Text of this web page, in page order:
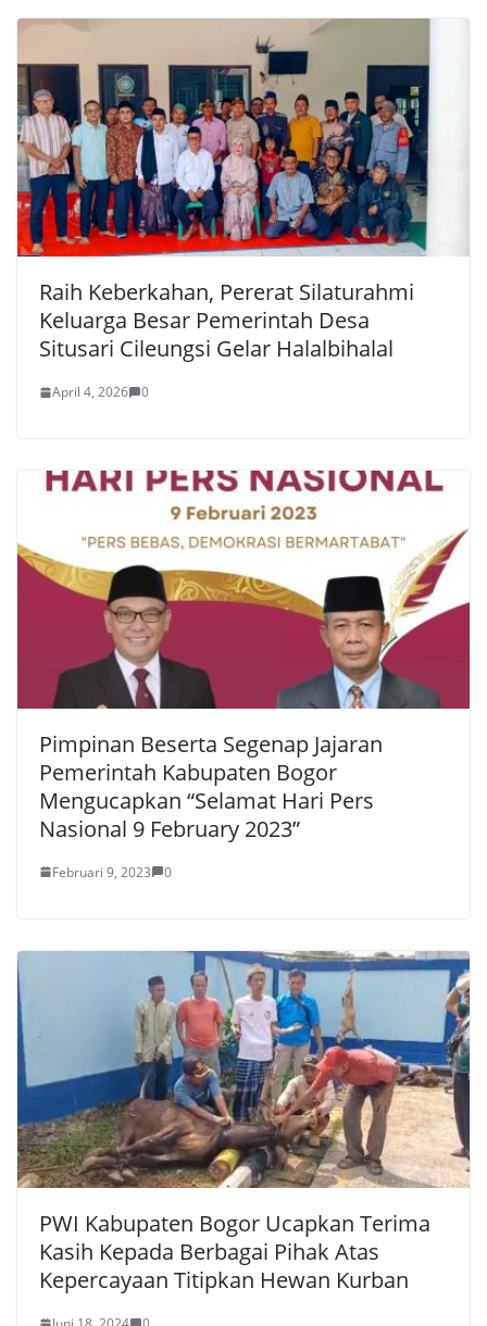
Raih Keberkahan, Pererat Silaturahmi
Keluarga Besar Pemerintah Desa
Situsari Cileungsi Gelar Halalbihalal
April 4, 2026 0
Pimpinan Beserta Segenap Jajaran
Pemerintah Kabupaten Bogor
Mengucapkan “Selamat Hari Pers
Nasional 9 February 2023”
Februari 9, 2023 0
PWI Kabupaten Bogor Ucapkan Terima
Kasih Kepada Berbagai Pihak Atas
Kepercayaan Titipkan Hewan Kurban